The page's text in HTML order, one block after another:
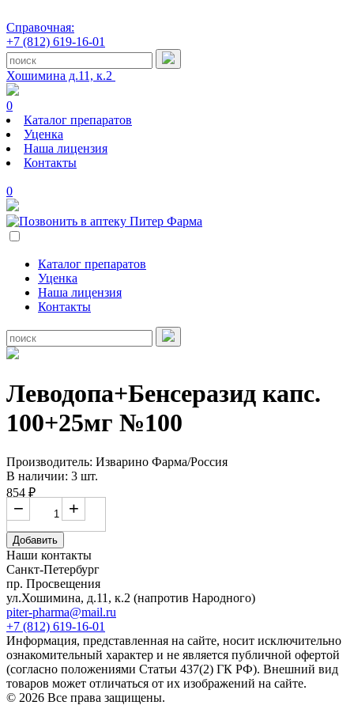
Справочная:
+7 (812) 619-16-01
Хошимина д.11, к.2
0
Каталог препаратов
Уценка
Наша лицензия
Контакты
0
Каталог препаратов
Уценка
Наша лицензия
Контакты
Леводопа+Бенсеразид капс.
100+25мг №100
Производитель: Изварино Фарма/Россия
В наличии: 3 шт.
854 ₽
+
−
Добавить
Наши контакты
Санкт-Петербург
пр. Просвещения
ул.Хошимина, д.11, к.2 (напротив Народного)
piter-pharma@mail.ru
+7 (812) 619-16-01
Информация, представленная на сайте, носит исключительно
ознакомительный характер и не является публичной офертой
(согласно положениями Статьи 437(2) ГК РФ). Внешний вид
товаров может отличаться от их изображений на сайте.
© 2026 Все права защищены.